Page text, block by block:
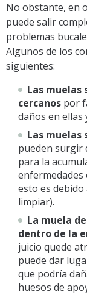
No obstante, en
puede salir
problemas
Algunos de los
siguientes:
Las muelas
cercanos por
daños en ellas
Las muelas
pueden surgir
para la
enfermedades
esto es debido
limpiar).
La muela
dentro de la
juicio quede
puede dar
que podría
huesos de